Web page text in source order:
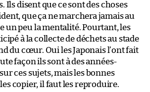
Ils disent que ce sont des choses
que ça ne marchera jamais au
un peu la mentalité. Pourtant, les
à la collecte de déchets au stade
du cœur. Oui les Japonais l’ont fait
façon ils sont à des années-
ces sujets, mais les bonnes
copier, il faut les reproduire.